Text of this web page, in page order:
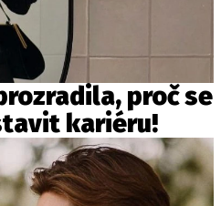
proč se
kariéru!